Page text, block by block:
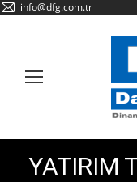
info@dfg.com.tr
YATIRIM